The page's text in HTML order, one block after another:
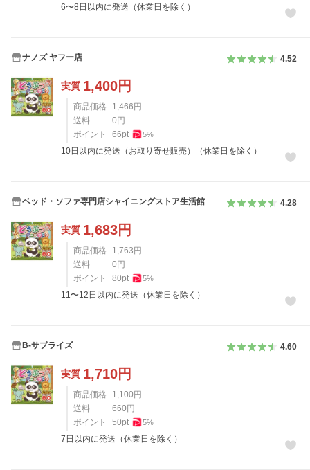
6〜8日以内に発送（休業日を除く）
ナノズ ヤフー店 4.52
実質 1,400円
商品価格 1,466 円
送料
0 円
ポイント
66pt 5%
10日以内に発送（お取り寄せ販売）（休業日を除く）
ベッド・ソファ専門店シャイニングストア生活館 4.28
実質 1,683円
商品価格 1,763 円
送料
0 円
ポイント
80pt 5%
11〜12日以内に発送（休業日を除く）
B-サプライズ 4.60
実質 1,710円
商品価格 1,100 円
送料
660 円
ポイント
50pt 5%
7日以内に発送（休業日を除く）